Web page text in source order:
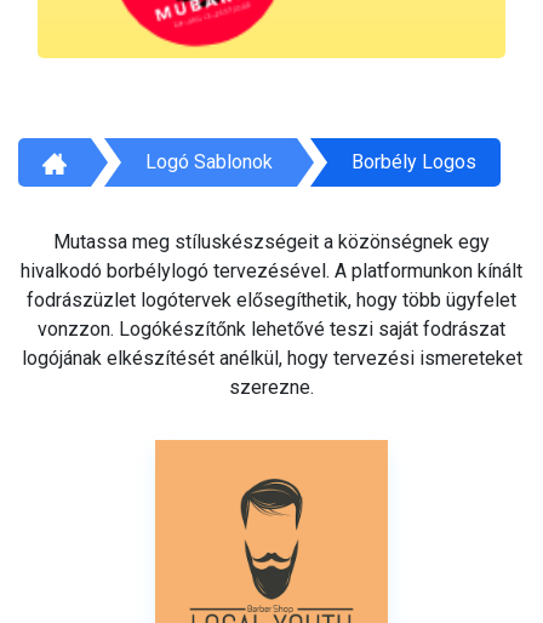
Logó Sablonok Borbély Logos
Mutassa meg stíluskészségeit a közönségnek egy
hivalkodó borbélylogó tervezésével. A platformunkon kínált
fodrászüzlet logótervek elősegíthetik, hogy több ügyfelet
vonzzon. Logókészítőnk lehetővé teszi saját fodrászat
logójának elkészítését anélkül, hogy tervezési ismereteket
szerezne.